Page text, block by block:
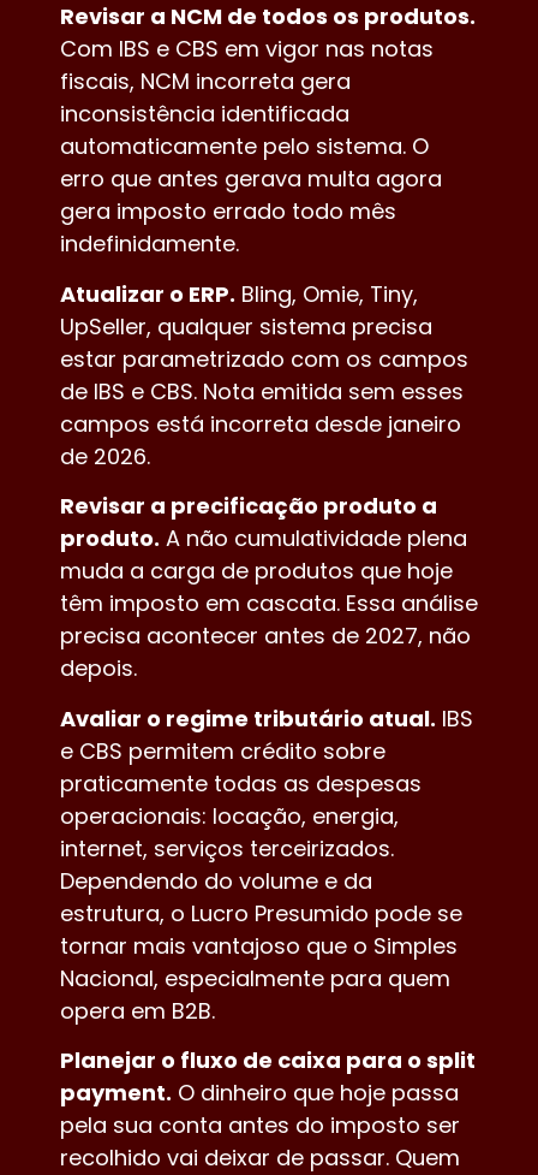
Revisar a NCM de todos os produtos.
Com IBS e CBS em vigor nas notas
fiscais, NCM incorreta gera
inconsistência identificada
automaticamente pelo sistema. O
erro que antes gerava multa agora
gera imposto errado todo mês
indefinidamente.
Atualizar o ERP. Bling, Omie, Tiny,
UpSeller, qualquer sistema precisa
estar parametrizado com os campos
de IBS e CBS. Nota emitida sem esses
campos está incorreta desde janeiro
de 2026.
Revisar a precificação produto a
produto. A não cumulatividade plena
muda a carga de produtos que hoje
têm imposto em cascata. Essa análise
precisa acontecer antes de 2027, não
depois.
Avaliar o regime tributário atual. IBS
e CBS permitem crédito sobre
praticamente todas as despesas
operacionais: locação, energia,
internet, serviços terceirizados.
Dependendo do volume e da
estrutura, o Lucro Presumido pode se
tornar mais vantajoso que o Simples
Nacional, especialmente para quem
opera em B2B.
Planejar o fluxo de caixa para o split
payment. O dinheiro que hoje passa
pela sua conta antes do imposto ser
recolhido vai deixar de passar. Quem